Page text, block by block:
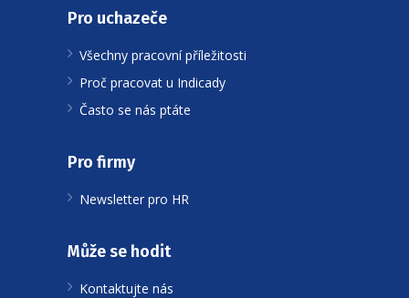
Pro uchazeče
Všechny pracovní příležitosti
Proč pracovat u Indicady
Často se nás ptáte
Pro firmy
Newsletter pro HR
Může se hodit
Kontaktujte nás